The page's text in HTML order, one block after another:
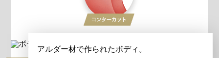
アルダー材で作られたボディ。